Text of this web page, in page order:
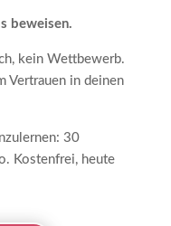
beweisen.
kein Wettbewerb.
Vertrauen in deinen
30
Kostenfrei, heute